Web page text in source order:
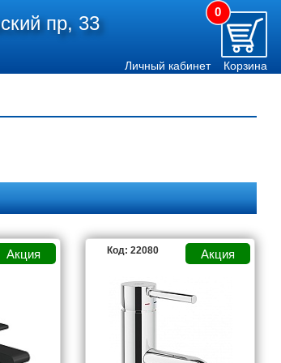
пр, 33
0
Личный кабинет Корзина
Код: 22080